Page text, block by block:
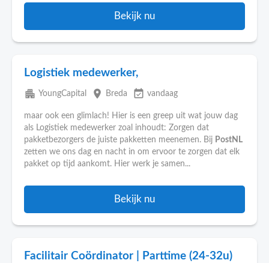
Bekijk nu
Logistiek medewerker,
apartment YoungCapital place Breda event_available vandaag
maar ook een glimlach! Hier is een greep uit wat jouw dag
als Logistiek medewerker zoal inhoudt: Zorgen dat
pakketbezorgers de juiste pakketten meenemen. Bij PostNL
zetten we ons dag en nacht in om ervoor te zorgen dat elk
pakket op tijd aankomt. Hier werk je samen...
Bekijk nu
Facilitair Coördinator | Parttime (24-32u)